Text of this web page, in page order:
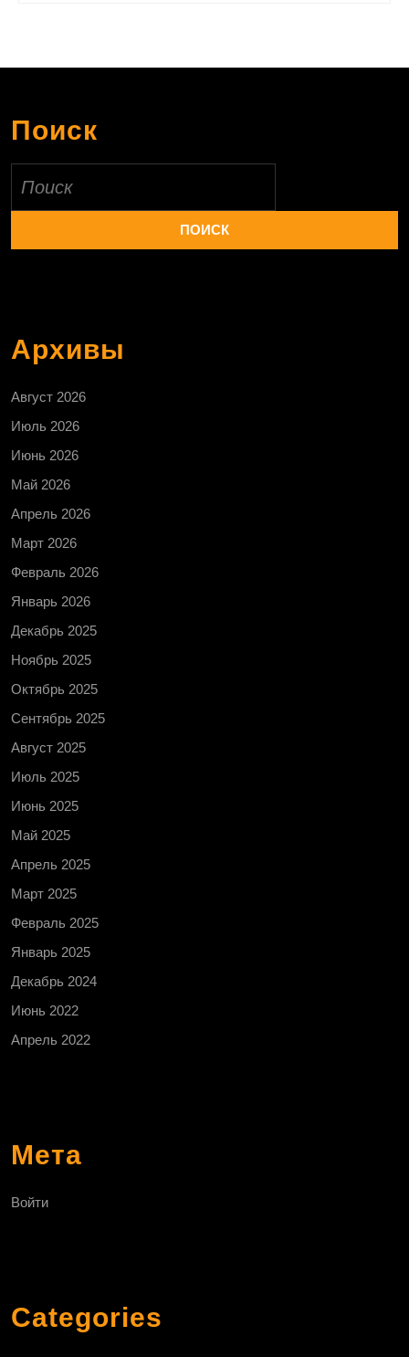
Поиск
Архивы
Август 2026
Июль 2026
Июнь 2026
Май 2026
Апрель 2026
Март 2026
Февраль 2026
Январь 2026
Декабрь 2025
Ноябрь 2025
Октябрь 2025
Сентябрь 2025
Август 2025
Июль 2025
Июнь 2025
Май 2025
Апрель 2025
Март 2025
Февраль 2025
Январь 2025
Декабрь 2024
Июнь 2022
Апрель 2022
Мета
Войти
Categories